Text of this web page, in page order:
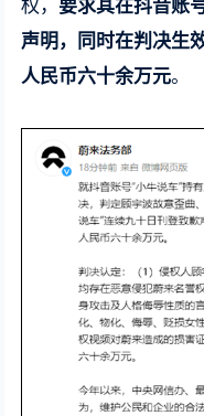
权， 要求其在抖音账
声明，同时在判决生
人民币六十余万元。